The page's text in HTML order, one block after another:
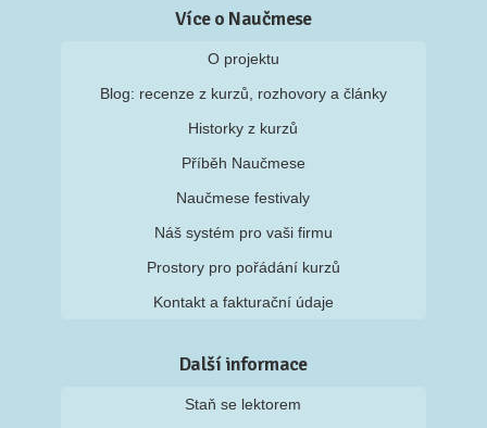
Více o Naučmese
O projektu
Blog: recenze z kurzů, rozhovory a články
Historky z kurzů
Příběh Naučmese
Naučmese festivaly
Náš systém pro vaši firmu
Prostory pro pořádání kurzů
Kontakt a fakturační údaje
Další informace
Staň se lektorem